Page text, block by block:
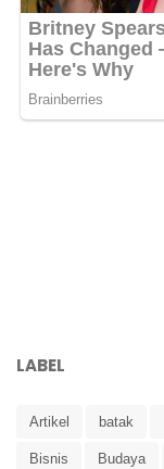
LABEL
Artikel batak
Bisnis Budaya